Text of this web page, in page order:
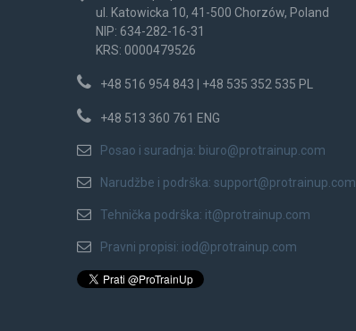
ul. Katowicka 10, 41-500 Chorzów, Poland
NIP: 634-282-16-31
KRS: 0000479526
+48 516 954 843 | +48 535 352 535 PL
+48 513 360 761 ENG
Posao i suradnja: biuro@protrainup.com
Narudžbe i podrška: support@protrainup.com
Tehnička podrška: it@protrainup.com
Pravni propisi: iod@protrainup.com